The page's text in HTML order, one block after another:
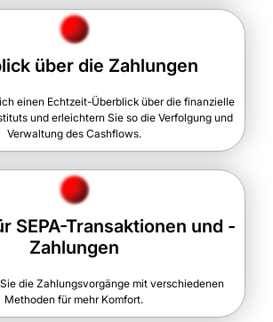
über die Zahlungen
einen Echtzeit-Überblick über die finanzielle
und erleichtern Sie so die Verfolgung und
Verwaltung des Cashflows.
SEPA-Transaktionen und -
Zahlungen
die Zahlungsvorgänge mit verschiedenen
Methoden für mehr Komfort.